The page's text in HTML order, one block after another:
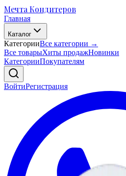
Мечта Кондитеров
Главная
Каталог
КатегорииВсе категории →
Все товарыХиты продажНовинки
КатегорииПокупателям
ВойтиРегистрация